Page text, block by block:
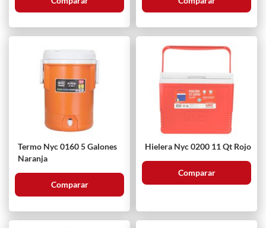
Termo Nyc 0160 5 Galones
Naranja
Comparar
Hielera Nyc 0200 11 Qt Rojo
Comparar